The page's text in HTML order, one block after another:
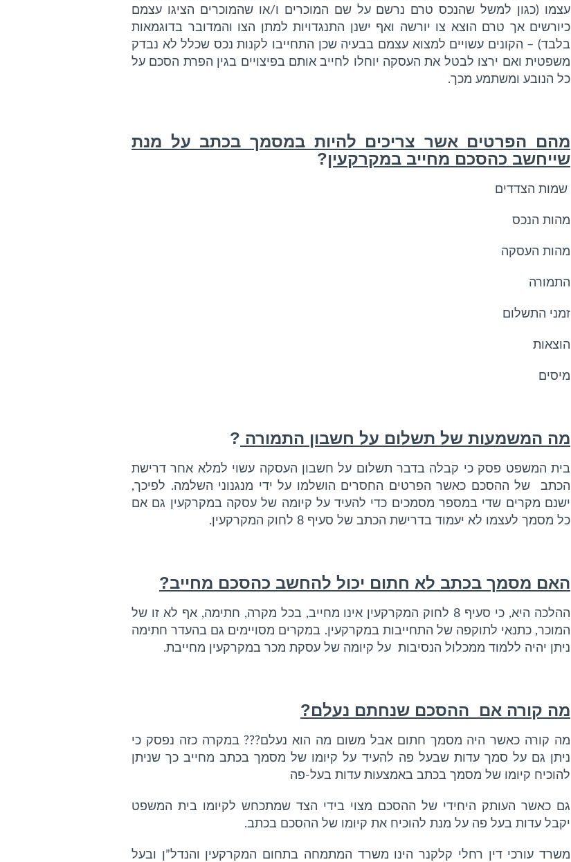
עצמו (כגון למשל שהנכס טרם נרשם על שם המוכרים ו/או שהמוכרים הציגו עצמם
כיורשים אך טרם הוצא צו יורשה ואף ישנן התנגדויות למתן הצו והמדובר בדוגמאות
בלבד) – הקונים עשויים למצוא עצמם בבעיה שכן התחייבו לקנות נכס שכלל לא נבדק
משפטית ואם ירצו לבטל את העסקה יוחלו לחייב אותם בפיצויים בגין הפרת הסכם על
כל הנובע ומשתמע מכך.
מהם הפרטים אשר צריכים להיות במסמך בכתב על מנת
שייחשב כהסכם מחייב במקרקעין?
שמות הצדדים
מהות הנכס
מהות העסקה
התמורה
זמני התשלום
הוצאות
מיסים
מה המשמעות של תשלום על חשבון התמורה ?
בית המשפט פסק כי קבלה בדבר תשלום על חשבון העסקה עשוי למלא אחר דרישת
הכתב של ההסכם כאשר הפרטים החסרים הושלמו על ידי מנגנוני השלמה. לפיכך,
ישנם מקרים שדי במספר מסמכים כדי להעיד על קיומה של עסקה במקרקעין גם אם
כל מסמך לעצמו לא יעמוד בדרישת הכתב של סעיף 8 לחוק המקרקעין.
האם מסמך בכתב לא חתום יכול להחשב כהסכם מחייב?
ההלכה היא, כי סעיף 8 לחוק המקרקעין אינו מחייב, בכל מקרה, חתימה, אף לא זו של
המוכר, כתנאי לתוקפה של התחייבות במקרקעין. במקרים מסויימים גם בהעדר חתימה
ניתן יהיה ללמוד ממכלול הנסיבות על קיומה של עסקת מכר במקרקעין מחייבת.
מה קורה אם ההסכם שנחתם נעלם?
מה קורה כאשר היה מסמך חתום אבל משום מה הוא נעלם??? במקרה כזה נפסק כי
ניתן גם על סמך עדות שבעל פה להעיד על קיומו של מסמך בכתב מחייב כך שניתן
להוכיח קיומו של מסמך בכתב באמצעות עדות בעל-פה
גם כאשר העותק היחידי של ההסכם מצוי בידי הצד שמתכחש לקיומו בית המשפט
יקבל עדות בעל פה על מנת להוכיח את קיומו של ההסכם בכתב.
משרד עורכי דין רחלי קלקנר הינו משרד המתמחה בתחום המקרקעין והנדל”ן ובעל